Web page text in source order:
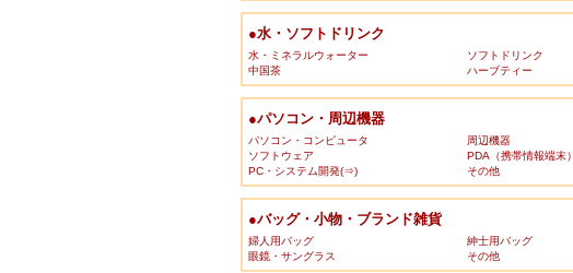
●水・ソフトドリンク
水・ミネラルウォーター ソフトドリンク
中国茶
ハーブティー
●パソコン・周辺機器
パソコン・コンピュータ 周辺機器
ソフトウェア
PDA（携帯情報端末）
PC・システム開発(⇒)
その他
●バッグ・小物・ブランド雑貨
婦人用バッグ 紳士用バッグ
眼鏡・サングラス
その他